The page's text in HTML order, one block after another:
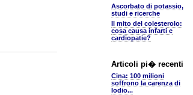
Ascorbato di potassio,
studi e ricerche
Il mito del colesterolo:
cosa causa infarti e
cardiopatie?
Articoli pi� recenti
Cina: 100 milioni
soffrono la carenza di
Iodio...